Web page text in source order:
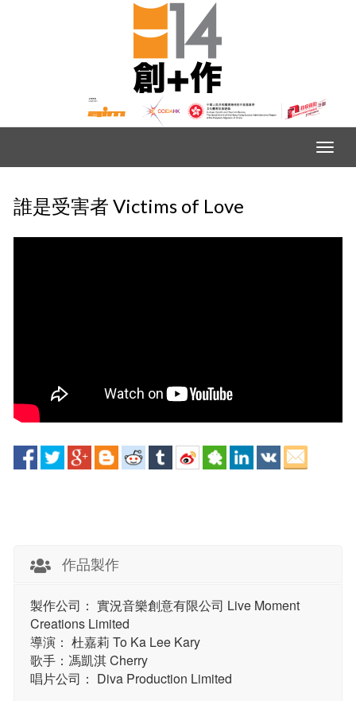
誰是受害者 Victims of Love
作品製作
製作公司： 實況音樂創意有限公司 Live Moment
Creations Limited
導演： 杜嘉莉 To Ka Lee Kary
歌手：馮凱淇 Cherry
唱片公司： Diva Production Limited